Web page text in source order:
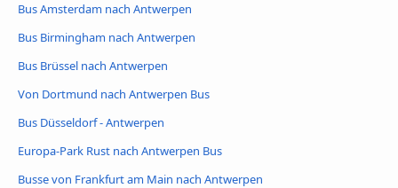
Bus Amsterdam nach Antwerpen
Bus Birmingham nach Antwerpen
Bus Brüssel nach Antwerpen
Von Dortmund nach Antwerpen Bus
Bus Düsseldorf - Antwerpen
Europa-Park Rust nach Antwerpen Bus
Busse von Frankfurt am Main nach Antwerpen